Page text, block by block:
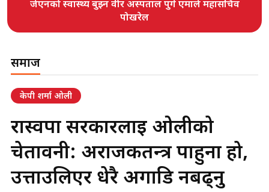
जेएनको स्वास्थ्य बुझ्न वीर अस्पताल पुगे एमाले महासचिव
पोखरेल
समाज
केपी शर्मा ओली
रास्वपा सरकारलाई ओलीको
चेतावनी: अराजकतन्त्र पाहुना हो,
उत्ताउलिएर धेरै अगाडि नबढ्नु